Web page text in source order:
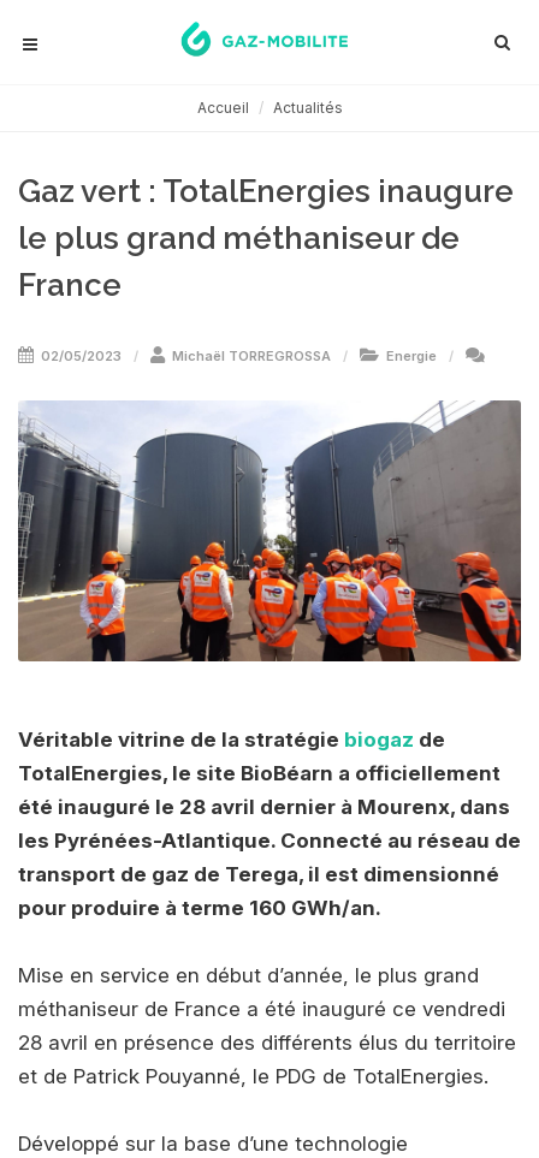
Accueil Actualités
Gaz vert : TotalEnergies inaugure
le plus grand méthaniseur de
France
02/05/2023 Michaël TORREGROSSA Energie
Véritable vitrine de la stratégie biogaz de
TotalEnergies, le site BioBéarn a officiellement
été inauguré le 28 avril dernier à Mourenx, dans
les Pyrénées-Atlantique. Connecté au réseau de
transport de gaz de Terega, il est dimensionné
pour produire à terme 160 GWh/an.
Mise en service en début d’année, le plus grand
méthaniseur de France a été inauguré ce vendredi
28 avril en présence des différents élus du territoire
et de Patrick Pouyanné, le PDG de TotalEnergies.
Développé sur la base d’une technologie